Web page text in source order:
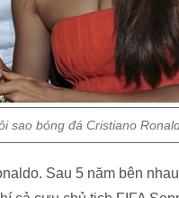
sao bóng đá Cristiano
Sau 5 năm bên